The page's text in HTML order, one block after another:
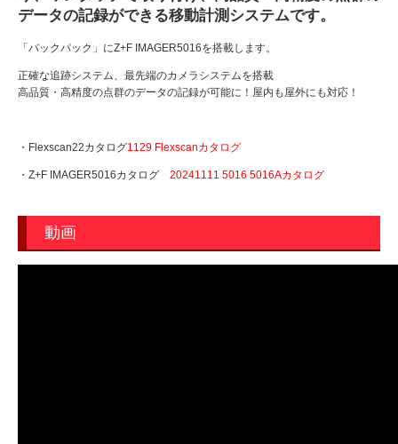
データの記録ができる移動計測システムです。
「バックパック」にZ+F IMAGER5016を搭載します。
正確な追跡システム、最先端のカメラシステムを搭載
高品質・高精度の点群のデータの記録が可能に！屋内も屋外にも対応！
・Flexscan22カタログ1129 Flexscanカタログ
・Z+F IMAGER5016カタログ 20241111 5016 5016Aカタログ
動画